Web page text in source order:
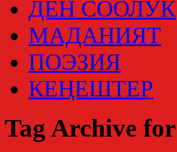
ДЕН СООЛУК
МАДАНИЯТ
ПОЭЗИЯ
КЕҢЕШТЕР
Tag Archive